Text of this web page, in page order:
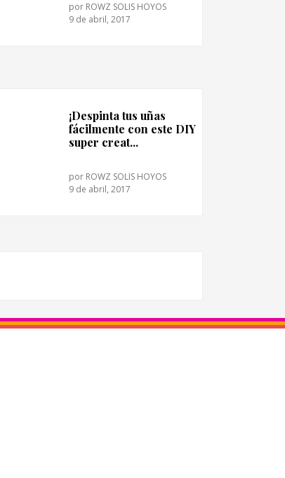
por ROWZ SOLIS HOYOS
9 de abril, 2017
¡Despinta tus uñas
fácilmente con este DIY
super creat...
por ROWZ SOLIS HOYOS
9 de abril, 2017